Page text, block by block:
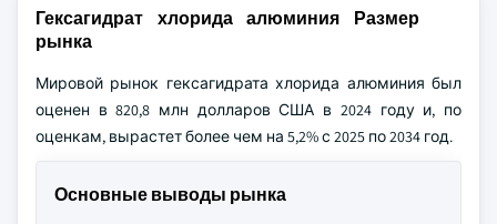
Гексагидрат хлорида алюминия Размер
рынка
Мировой рынок гексагидрата хлорида алюминия был
оценен в 820,8 млн долларов США в 2024 году и, по
оценкам, вырастет более чем на 5,2% с 2025 по 2034 год.
Основные выводы рынка